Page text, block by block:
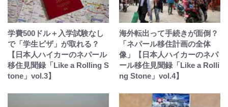
学費500ドル＋入学試験なし
で「学生ビザ」が取れる？
【日本人ハイカーのネパール
移住見聞録「Like a Rolling S
tone」vol.3】
海外転出って手続きが面倒？
「ネパール移住計画の全体
像」【日本人ハイカーのネパ
ール移住見聞録「Like a Rolli
ng Stone」vol.4】